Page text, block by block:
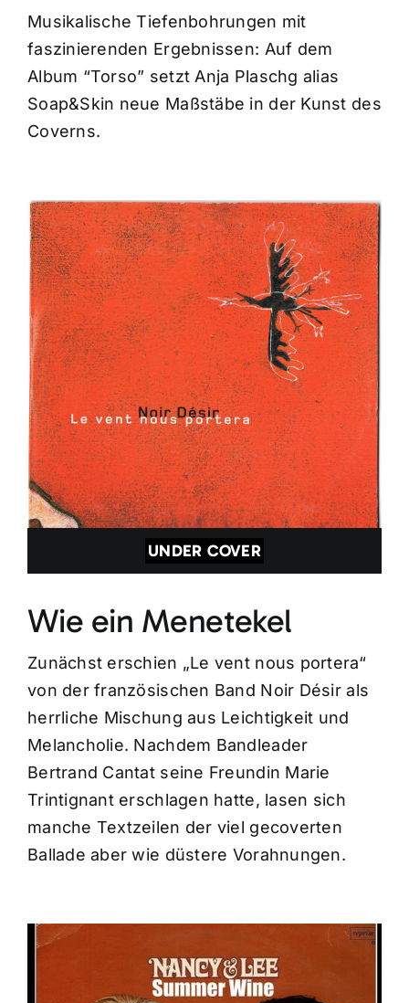
Musikalische Tiefenbohrungen mit
faszinierenden Ergebnissen: Auf dem
Album “Torso” setzt Anja Plaschg alias
Soap&Skin neue Maßstäbe in der Kunst des
Coverns.
UNDER COVER
Wie ein Menetekel
Zunächst erschien „Le vent nous portera“
von der französischen Band Noir Désir als
herrliche Mischung aus Leichtigkeit und
Melancholie. Nachdem Bandleader
Bertrand Cantat seine Freundin Marie
Trintignant erschlagen hatte, lasen sich
manche Textzeilen der viel gecoverten
Ballade aber wie düstere Vorahnungen.